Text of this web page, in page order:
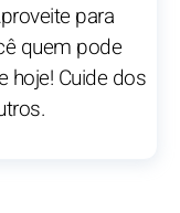
para
quem pode
hoje! Cuide dos